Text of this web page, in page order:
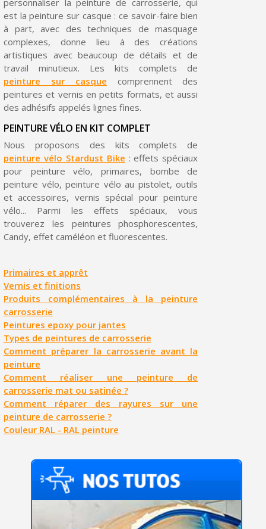
Livraison sous 24 h en France Métropolitaine
Retour produits sous 14 jours
Réduction de 5€ sur la première commande
10€ de bon d'achat pour chaque parrainage
Inscription à la newsletter : 5€ de réduction
personnaliser la peinture de carrosserie, qui
est la peinture sur casque : ce savoir-faire bien
à part, avec des techniques de masquage
complexes, donne lieu à des créations
artistiques avec beaucoup de détails et de
travail minutieux. Les kits complets de
peinture sur casque comprennent des
peintures et vernis en petits formats, et aussi
des adhésifs appelés lignes fines.
PEINTURE VÉLO EN KIT COMPLET
Nous proposons des kits complets de
peinture vélo Stardust Bike : effets spéciaux
pour peinture vélo, primaires, bombe de
peinture vélo, peinture vélo au pistolet, outils
et accessoires, vernis spécial pour peinture
vélo... Parmi les effets spéciaux, vous
trouverez les peintures phosphorescentes,
Candy, effet caméléon et fluorescentes.
Primaires et apprêt
Vernis et finitions
Produits complémentaires à la peinture
carrosserie
Peintures epoxy pour jantes
Types de peintures de carrosserie
Comment préparer la carrosserie avant la
peinture
Comment réaliser une peinture de
carrosserie mat ou satinée ?
Comment réparer des rayures sur une
peinture de carrosserie ?
Couleur RAL - RAL peinture